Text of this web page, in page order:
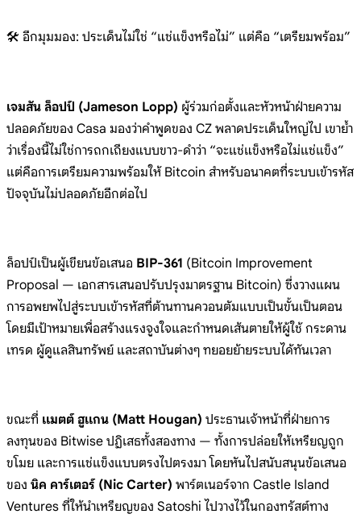
🛠️ อีกมุมมอง: ประเด็นไม่ใช่ “แช่แข็งหรือไม่” แต่คือ “เตรียมพร้อม”
เจมสัน ล็อปป์ (Jameson Lopp) ผู้ร่วมก่อตั้งและหัวหน้าฝ่ายความ
ปลอดภัยของ Casa มองว่าคำพูดของ CZ พลาดประเด็นใหญ่ไป เขาย้ำ
ว่าเรื่องนี้ไม่ใช่การถกเถียงแบบขาว-ดำว่า “จะแช่แข็งหรือไม่แช่แข็ง”
แต่คือการเตรียมความพร้อมให้ Bitcoin สำหรับอนาคตที่ระบบเข้ารหัส
ปัจจุบันไม่ปลอดภัยอีกต่อไป
ล็อปป์เป็นผู้เขียนข้อเสนอ BIP-361 (Bitcoin Improvement
Proposal — เอกสารเสนอปรับปรุงมาตรฐาน Bitcoin) ซึ่งวางแผน
การอพยพไปสู่ระบบเข้ารหัสที่ต้านทานควอนตัมแบบเป็นขั้นเป็นตอน
โดยมีเป้าหมายเพื่อสร้างแรงจูงใจและกำหนดเส้นตายให้ผู้ใช้ กระดาน
เทรด ผู้ดูแลสินทรัพย์ และสถาบันต่างๆ ทยอยย้ายระบบได้ทันเวลา
ขณะที่ แมตต์ ฮูแกน (Matt Hougan) ประธานเจ้าหน้าที่ฝ่ายการ
ลงทุนของ Bitwise ปฏิเสธทั้งสองทาง — ทั้งการปล่อยให้เหรียญถูก
ขโมย และการแช่แข็งแบบตรงไปตรงมา โดยหันไปสนับสนุนข้อเสนอ
ของ นิค คาร์เตอร์ (Nic Carter) พาร์ตเนอร์จาก Castle Island
Ventures ที่ให้นำเหรียญของ Satoshi ไปวางไว้ในกองทรัสต์ทาง